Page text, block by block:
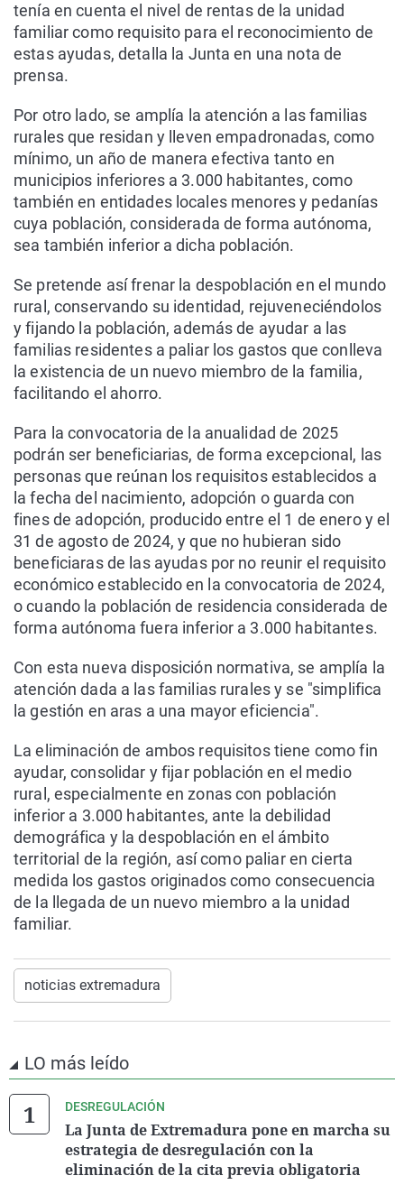
tenía en cuenta el nivel de rentas de la unidad
familiar como requisito para el reconocimiento de
estas ayudas, detalla la Junta en una nota de
prensa.
Por otro lado, se amplía la atención a las familias
rurales que residan y lleven empadronadas, como
mínimo, un año de manera efectiva tanto en
municipios inferiores a 3.000 habitantes, como
también en entidades locales menores y pedanías
cuya población, considerada de forma autónoma,
sea también inferior a dicha población.
Se pretende así frenar la despoblación en el mundo
rural, conservando su identidad, rejuveneciéndolos
y fijando la población, además de ayudar a las
familias residentes a paliar los gastos que conlleva
la existencia de un nuevo miembro de la familia,
facilitando el ahorro.
Para la convocatoria de la anualidad de 2025
podrán ser beneficiarias, de forma excepcional, las
personas que reúnan los requisitos establecidos a
la fecha del nacimiento, adopción o guarda con
fines de adopción, producido entre el 1 de enero y el
31 de agosto de 2024, y que no hubieran sido
beneficiaras de las ayudas por no reunir el requisito
económico establecido en la convocatoria de 2024,
o cuando la población de residencia considerada de
forma autónoma fuera inferior a 3.000 habitantes.
Con esta nueva disposición normativa, se amplía la
atención dada a las familias rurales y se "simplifica
la gestión en aras a una mayor eficiencia".
La eliminación de ambos requisitos tiene como fin
ayudar, consolidar y fijar población en el medio
rural, especialmente en zonas con población
inferior a 3.000 habitantes, ante la debilidad
demográfica y la despoblación en el ámbito
territorial de la región, así como paliar en cierta
medida los gastos originados como consecuencia
de la llegada de un nuevo miembro a la unidad
familiar.
noticias extremadura
LO más leído
DESREGULACIÓN
La Junta de Extremadura pone en marcha su
estrategia de desregulación con la
eliminación de la cita previa obligatoria